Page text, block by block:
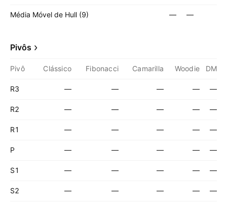
Média Móvel de Hull (9) — —
Pivôs
Pivô Clássico Fibonacci Camarilla Woodie DM
R3 — — — — —
R2 — — — — —
R1 — — — — —
P — — — — —
S1 — — — — —
S2 — — — — —